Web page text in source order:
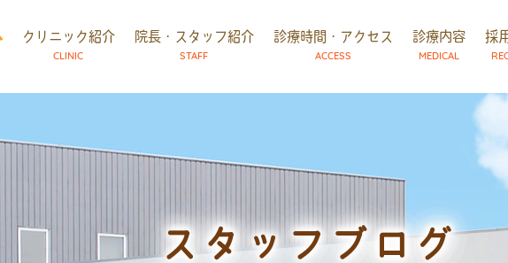
クリニック紹介
CLINIC
院長・スタッフ紹介
STAFF
診療時間・アクセス
ACCESS
診療内容
MEDICAL
採
スタッフブログ